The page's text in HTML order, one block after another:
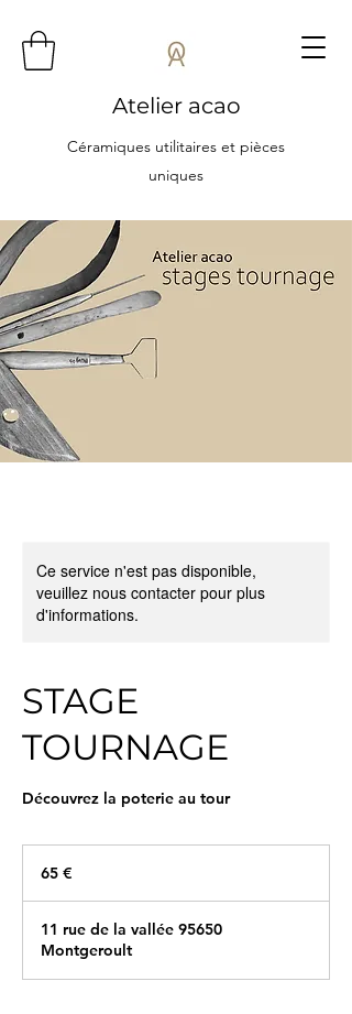
Atelier acao
Céramiques utilitaires et pièces
uniques
Ce service n'est pas disponible,
veuillez nous contacter pour plus
d'informations.
STAGE
TOURNAGE
Découvrez la poterie au tour
65 €
11 rue de la vallée 95650
Montgeroult